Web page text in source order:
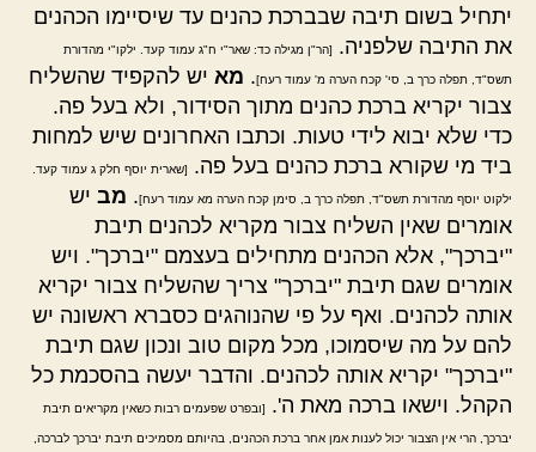
יתחיל בשום תיבה שבברכת כהנים עד שיסיימו הכהנים
את התיבה שלפניה.
[הר"ן מגילה כד: שאר"י ח"ג עמוד קעד. ילקו"י מהדורת
תשס"ד, תפלה כרך ב, סי' קכח הערה מ' עמוד רעח]. מא יש להקפיד שהשליח
צבור יקריא ברכת כהנים מתוך הסידור, ולא בעל פה.
כדי שלא יבוא לידי טעות. וכתבו האחרונים שיש למחות
ביד מי שקורא ברכת כהנים בעל פה.
[שארית יוסף חלק ג עמוד קעד.
ילקוט יוסף מהדורת תשס"ד, תפלה כרך ב, סימן קכח הערה מא עמוד רעח]. מב יש
אומרים שאין השליח צבור מקריא לכהנים תיבת
"יברכך", אלא הכהנים מתחילים בעצמם "יברכך". ויש
אומרים שגם תיבת "יברכך" צריך שהשליח צבור יקריא
אותה לכהנים. ואף על פי שהנוהגים כסברא ראשונה יש
להם על מה שיסמוכו, מכל מקום טוב ונכון שגם תיבת
"יברכך" יקריא אותה לכהנים. והדבר יעשה בהסכמת כל
הקהל. וישאו ברכה מאת ה'.
[ובפרט שפעמים רבות כשאין מקריאים תיבת
יברכך, הרי אין הצבור יכול לענות אמן אחר ברכת הכהנים, בהיותם מסמיכים תיבת יברכך לברכה,